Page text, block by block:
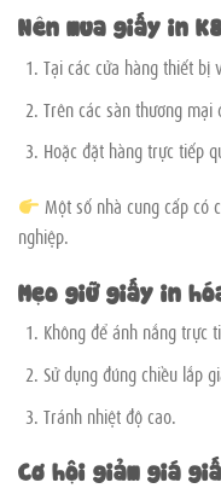
Nên mua giấy in
Tại các cửa hàng thiết bị
Trên các sàn thương
Hoặc đặt hàng trực tiếp
Một số nhà cung cấp có
nghiệp.
Mẹo giữ giấy in
Không để ánh nắng trực
Sử dụng đúng chiều lắp
Tránh nhiệt độ cao.
Cơ hội giảm giá